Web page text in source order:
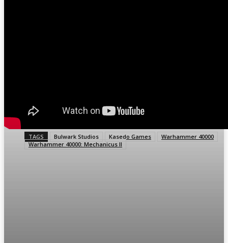
TAGS Bulwark Studios Kasedo Games
Warhammer 40000
Warhammer 40000: Mechanicus II